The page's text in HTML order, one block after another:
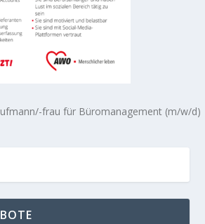
frau für Büromanagement (m/w/d)